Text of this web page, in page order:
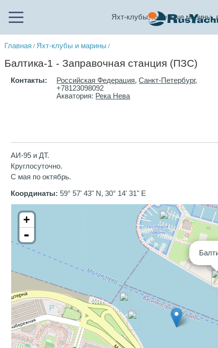
Яхт-клубы, яхтенные марины,
Главная / Яхт-клубы и марины /
Балтика-1 - Заправочная станция (ПЗС)
Контакты: Российская Федерация,Санкт-Петербург,
+78123098092
Акватория: Река Нева
АИ-95 и ДТ.
Круглосуточно.
С мая по октябрь.
Координаты: 59° 57' 43" N, 30° 14' 31" E
+
-